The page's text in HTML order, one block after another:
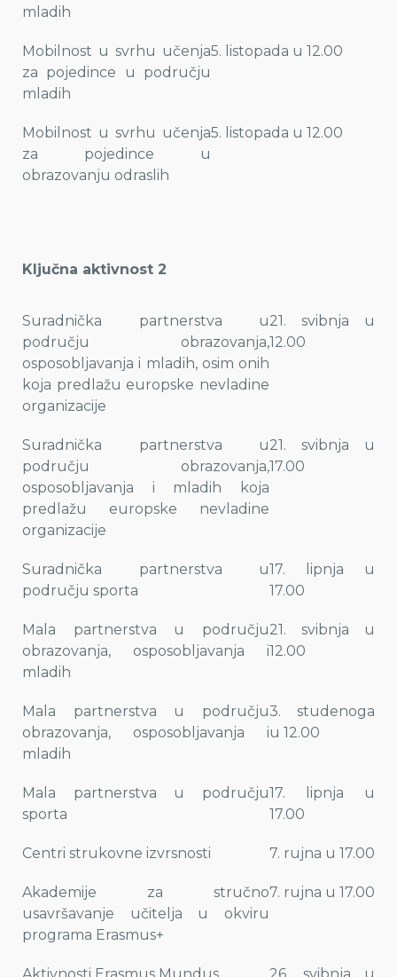
mladih
Mobilnost u svrhu učenja
za pojedince u području
mladih
5. listopada u 12.00
Mobilnost u svrhu učenja
za pojedince u
obrazovanju odraslih
5. listopada u 12.00
Ključna aktivnost 2
Suradnička partnerstva u
području obrazovanja,
osposobljavanja i mladih, osim onih
koja predlažu europske nevladine
organizacije
21. svibnja u
12.00
Suradnička partnerstva u
području obrazovanja,
osposobljavanja i mladih koja
predlažu europske nevladine
organizacije
21. svibnja u
17.00
Suradnička partnerstva u
području sporta
17. lipnja u
17.00
Mala partnerstva u području
obrazovanja, osposobljavanja i
mladih
21. svibnja u
12.00
Mala partnerstva u području
obrazovanja, osposobljavanja i
mladih
3. studenoga
u 12.00
Mala partnerstva u području
sporta
17. lipnja u
17.00
Centri strukovne izvrsnosti 7. rujna u 17.00
Akademije za stručno
usavršavanje učitelja u okviru
programa Erasmus+
7. rujna u 17.00